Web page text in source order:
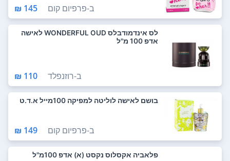
ב-פרפיום קום 145 ₪
לס אינדמודבלס WONDERFUL OUD לאישה
אדפ 100 מ"ל
ב-רוזנפלד 110 ₪
בושם לאישה לוליטה למפיקה 100מייל א.ד.ט
ב-פרפיום קום 149 ₪
פלאביה אקסלוס נקסט (א) אדפ 100מ"ל